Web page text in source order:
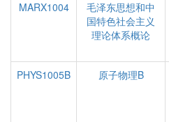
MARX1004
毛泽东思想和中
国特色社会主义
理论体系概论
PHYS1005B
原子物理B